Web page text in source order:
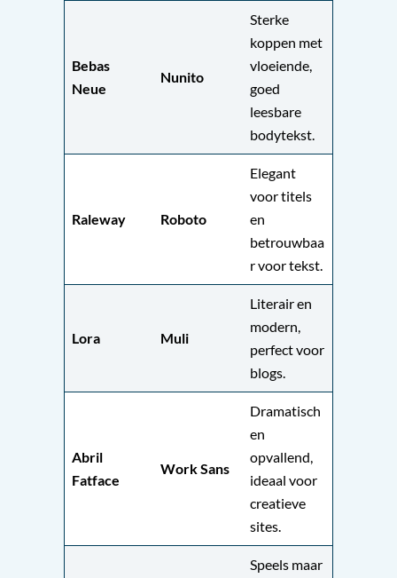
Bebas
Neue
Nunito
Sterke
koppen met
vloeiende,
goed
leesbare
bodytekst.
Raleway Roboto
Elegant
voor titels
en
betrouwbaa
r voor tekst.
Lora Muli
Literair en
modern,
perfect voor
blogs.
Abril
Fatface
Work Sans
Dramatisch
en
opvallend,
ideaal voor
creatieve
sites.
Speels maar